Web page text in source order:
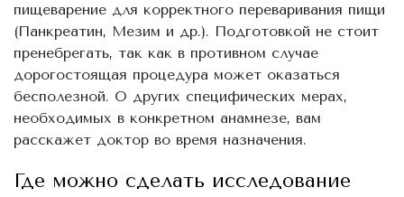
пищеварение для корректного переваривания пищи
(Панкреатин, Мезим и др.). Подготовкой не стоит
пренебрегать, так как в противном случае
дорогостоящая процедура может оказаться
бесполезной. О других специфических мерах,
необходимых в конкретном анамнезе, вам
расскажет доктор во время назначения.
Где можно сделать исследование